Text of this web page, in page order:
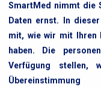
SmartMed nimmt die
Daten ernst. In
mit, wie wir mit Ihren
haben. Die
Verfügung stellen,